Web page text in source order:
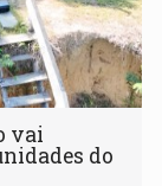
vai
do